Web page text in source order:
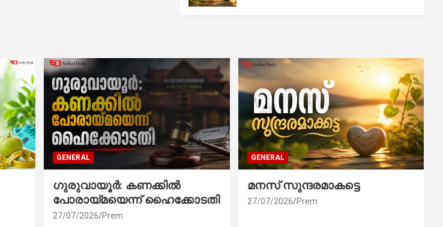
GENERAL
ഗുരുവായൂർ: കണക്കിൽ
പോരായ്മയെന്ന് ഹൈക്കോടതി
27/07/2026 Prem
GENERAL
മനസ് സുന്ദരമാകട്ടെ
27/07/2026 Prem